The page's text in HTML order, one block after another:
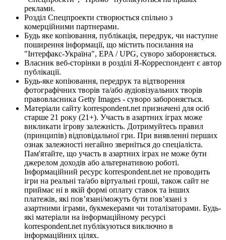
реклами.
Розділ Спецпроекти створюється спільно з
комерційними партнерами.
Будь яке копіювання, публікація, передрук, чи наступне
поширення інформації, що містить посилання на
"Інтерфакс-Україна", EPA / UPG, суворо забороняється.
Власник веб-сторінки в розділі Я-Корреспондент є автор
публікації.
Будь-яке копіювання, передрук та відтворення
фотографічних творів та/або аудіовізуальних творів
правовласника Getty Images - суворо забороняється.
Матеріали сайту korrespondent.net призначені для осіб
старше 21 року (21+). Участь в азартних іграх може
викликати ігрову залежність. Дотримуйтесь правил
(принципів) відповідальної гри. При виявленні перших
ознак залежності негайно зверніться до спеціаліста.
Пам'ятайте, що участь в азартних іграх не може бути
джерелом доходів або альтернативою роботі.
Інформаційний ресурс korrespondent.net не проводить
ігри на реальні та/або віртуальні гроші, також сайт не
приймає ні в якій формі оплату ставок та інших
платежів, які пов’язані/можуть бути пов’язані з
азартними іграми, букмекерами чи тоталізаторами. Будь-
які матеріали на інформаційному ресурсі
korrespondent.net публікуються виключно в
інформаційних цілях.